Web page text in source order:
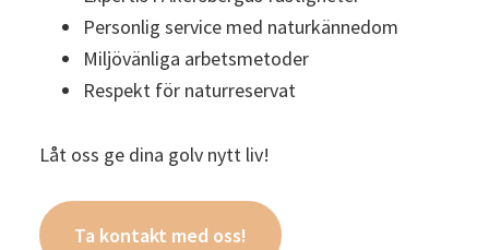
Personlig service med naturkännedom
Miljövänliga arbetsmetoder
Respekt för naturreservat
Låt oss ge dina golv nytt liv!
Ta kontakt med oss!